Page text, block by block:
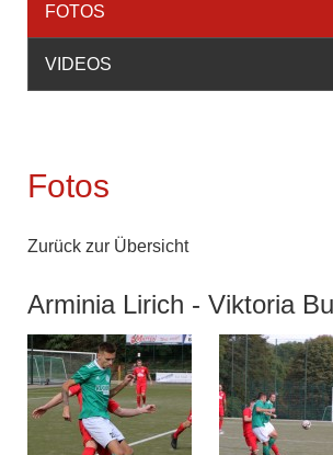
FOTOS
VIDEOS
Fotos
Zurück zur Übersicht
Arminia Lirich - Viktoria